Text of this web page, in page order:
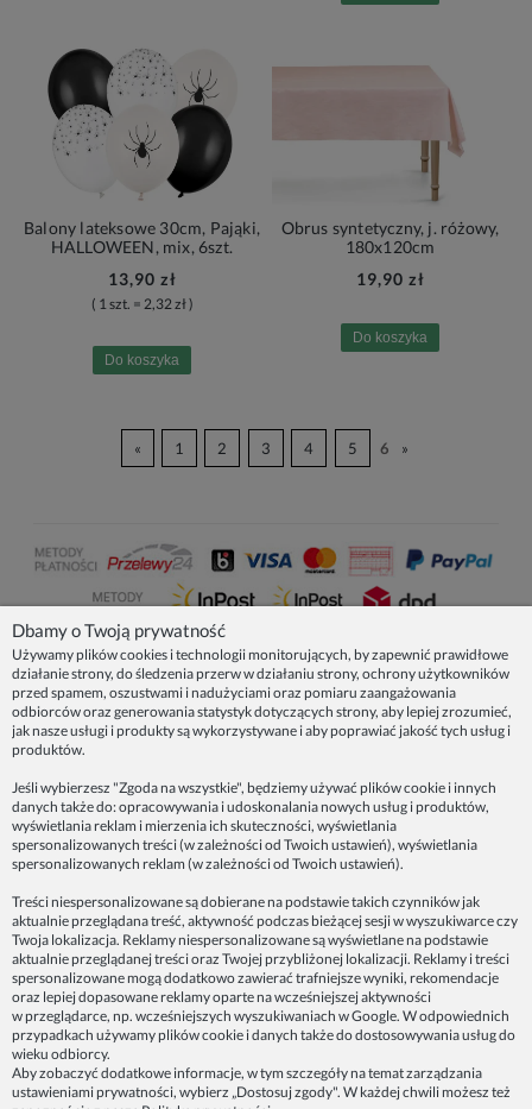
Balony lateksowe 30cm, Pająki,
HALLOWEEN, mix, 6szt.
13,90 zł
( 1 szt. = 2,32 zł )
Do koszyka
Obrus syntetyczny, j. różowy,
180x120cm
19,90 zł
Do koszyka
« 1 2 3 4 5 6 »
NASZE PRODUKTY
INFORMACJE
ZAINSPIRUJ SIĘ!
Dane firmy:
Spoko Motyw, Małgorzata Nowak-Staszak
ul. Skowronia 3D/4, 30-650 Kraków
NIP 7343314687
telefon: 512821491
e-mail:kontakt@spoko-motyw.pl
konto do wpłat przelewem:
92 1140 2004 0000 3202 7758 0405
Dbamy o Twoją prywatność
Używamy plików cookies i technologii monitorujących, by zapewnić prawidłowe
działanie strony, do śledzenia przerw w działaniu strony, ochrony użytkowników
przed spamem, oszustwami i nadużyciami oraz pomiaru zaangażowania
odbiorców oraz generowania statystyk dotyczących strony, aby lepiej zrozumieć,
jak nasze usługi i produkty są wykorzystywane i aby poprawiać jakość tych usług i
produktów.
Jeśli wybierzesz "Zgoda na wszystkie", będziemy używać plików cookie i innych
danych także do: opracowywania i udoskonalania nowych usług i produktów,
wyświetlania reklam i mierzenia ich skuteczności, wyświetlania
spersonalizowanych treści (w zależności od Twoich ustawień), wyświetlania
spersonalizowanych reklam (w zależności od Twoich ustawień).
Treści niespersonalizowane są dobierane na podstawie takich czynników jak
aktualnie przeglądana treść, aktywność podczas bieżącej sesji w wyszukiwarce czy
Twoja lokalizacja. Reklamy niespersonalizowane są wyświetlane na podstawie
aktualnie przeglądanej treści oraz Twojej przybliżonej lokalizacji. Reklamy i treści
spersonalizowane mogą dodatkowo zawierać trafniejsze wyniki, rekomendacje
oraz lepiej dopasowane reklamy oparte na wcześniejszej aktywności
w przeglądarce, np. wcześniejszych wyszukiwaniach w Google. W odpowiednich
przypadkach używamy plików cookie i danych także do dostosowywania usług do
wieku odbiorcy.
Aby zobaczyć dodatkowe informacje, w tym szczegóły na temat zarządzania
ustawieniami prywatności, wybierz „Dostosuj zgody". W każdej chwili możesz też